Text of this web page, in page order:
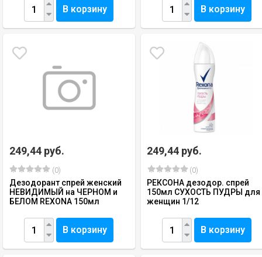
В корзину В корзину
249,44 руб.
(0)
Дезодорант спрей женский
НЕВИДИМЫЙ на ЧЕРНОМ и
БЕЛОМ REXONA 150мл
В корзину
249,44 руб.
(0)
РЕКСОНА дезодор. спрей
150мл СУХОСТЬ ПУДРЫ для
женщин 1/12
В корзину